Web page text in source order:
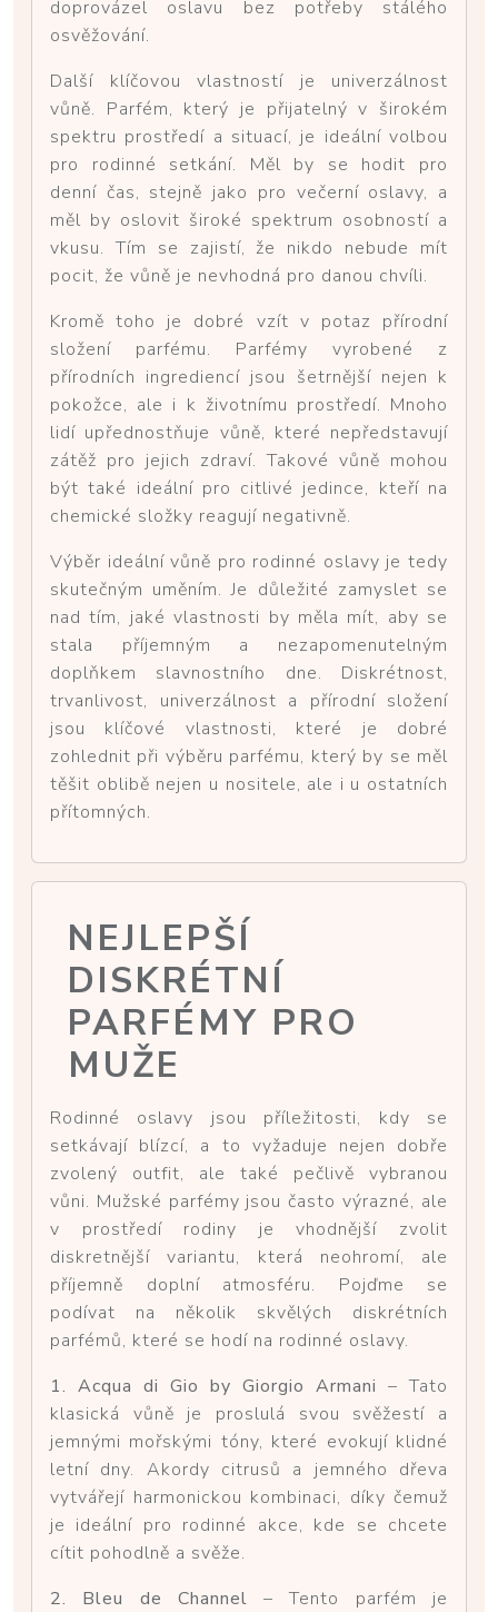
doprovázel oslavu bez potřeby stálého
osvěžování.
Další klíčovou vlastností je univerzálnost
vůně. Parfém, který je přijatelný v širokém
spektru prostředí a situací, je ideální volbou
pro rodinné setkání. Měl by se hodit pro
denní čas, stejně jako pro večerní oslavy, a
měl by oslovit široké spektrum osobností a
vkusu. Tím se zajistí, že nikdo nebude mít
pocit, že vůně je nevhodná pro danou chvíli.
Kromě toho je dobré vzít v potaz přírodní
složení parfému. Parfémy vyrobené z
přírodních ingrediencí jsou šetrnější nejen k
pokožce, ale i k životnímu prostředí. Mnoho
lidí upřednostňuje vůně, které nepředstavují
zátěž pro jejich zdraví. Takové vůně mohou
být také ideální pro citlivé jedince, kteří na
chemické složky reagují negativně.
Výběr ideální vůně pro rodinné oslavy je tedy
skutečným uměním. Je důležité zamyslet se
nad tím, jaké vlastnosti by měla mít, aby se
stala příjemným a nezapomenutelným
doplňkem slavnostního dne. Diskrétnost,
trvanlivost, univerzálnost a přírodní složení
jsou klíčové vlastnosti, které je dobré
zohlednit při výběru parfému, který by se měl
těšit oblibě nejen u nositele, ale i u ostatních
přítomných.
NEJLEPŠÍ
DISKRÉTNÍ
PARFÉMY PRO
MUŽE
Rodinné oslavy jsou příležitosti, kdy se
setkávají blízcí, a to vyžaduje nejen dobře
zvolený outfit, ale také pečlivě vybranou
vůni. Mužské parfémy jsou často výrazné, ale
v prostředí rodiny je vhodnější zvolit
diskretnější variantu, která neohromí, ale
příjemně doplní atmosféru. Pojďme se
podívat na několik skvělých diskrétních
parfémů, které se hodí na rodinné oslavy.
1. Acqua di Gio by Giorgio Armani – Tato
klasická vůně je proslulá svou svěžestí a
jemnými mořskými tóny, které evokují klidné
letní dny. Akordy citrusů a jemného dřeva
vytvářejí harmonickou kombinaci, díky čemuž
je ideální pro rodinné akce, kde se chcete
cítit pohodlně a svěže.
2. Bleu de Channel – Tento parfém je